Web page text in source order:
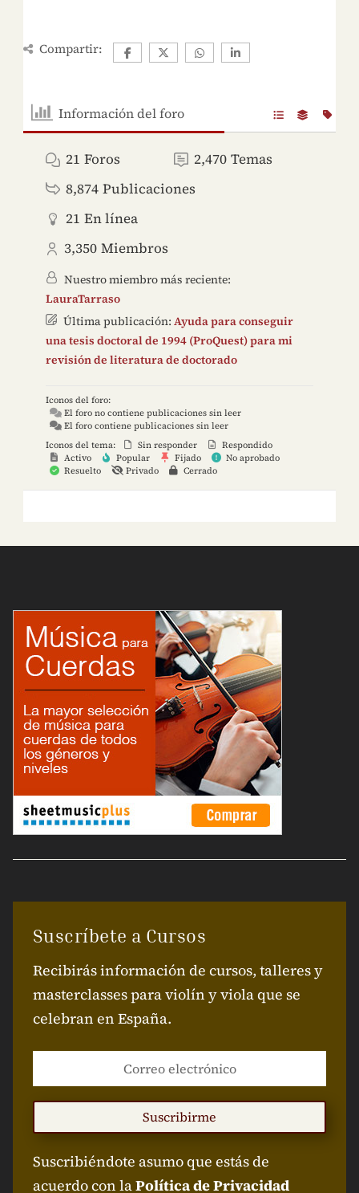
Compartir:
Información del foro
21 Foros 2,470 Temas
8,874 Publicaciones
21 En línea
3,350 Miembros
Nuestro miembro más reciente:
LauraTarraso
Última publicación: Ayuda para conseguir
una tesis doctoral de 1994 (ProQuest) para mi
revisión de literatura de doctorado
Iconos del foro:
El foro no contiene publicaciones sin leer
El foro contiene publicaciones sin leer
Iconos del tema:
Sin responder
Respondido
Activo
Popular Fijado
No aprobado
Resuelto
Privado Cerrado
Suscríbete a Cursos
Recibirás información de cursos, talleres y
masterclasses para violín y viola que se
celebran en España.
Suscribirme
Suscribiéndote asumo que estás de
acuerdo con laPolítica de Privacidad